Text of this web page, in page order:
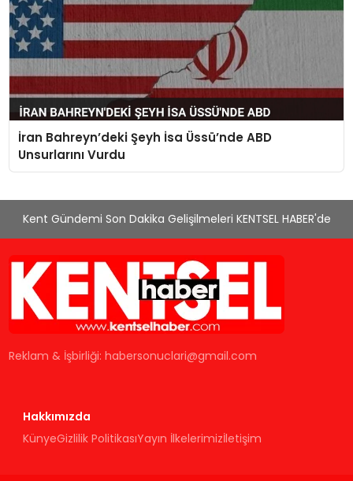
İran Bahreyn’deki Şeyh İsa Üssü’nde ABD
Unsurlarını Vurdu
Kent Gündemi Son Dakika Gelişilmeleri KENTSEL HABER'de
Reklam & İşbirliği:habersonuclari@gmail.com
Hakkımızda
KünyeGizlilik PolitikasıYayın İlkelerimizİletişim